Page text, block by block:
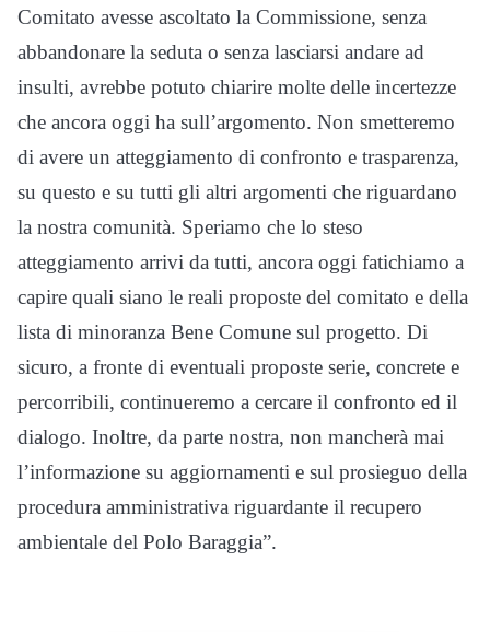
Comitato avesse ascoltato la Commissione, senza
abbandonare la seduta o senza lasciarsi andare ad
insulti, avrebbe potuto chiarire molte delle incertezze
che ancora oggi ha sull’argomento. Non smetteremo
di avere un atteggiamento di confronto e trasparenza,
su questo e su tutti gli altri argomenti che riguardano
la nostra comunità. Speriamo che lo steso
atteggiamento arrivi da tutti, ancora oggi fatichiamo a
capire quali siano le reali proposte del comitato e della
lista di minoranza Bene Comune sul progetto. Di
sicuro, a fronte di eventuali proposte serie, concrete e
percorribili, continueremo a cercare il confronto ed il
dialogo. Inoltre, da parte nostra, non mancherà mai
l’informazione su aggiornamenti e sul prosieguo della
procedura amministrativa riguardante il recupero
ambientale del Polo Baraggia”.